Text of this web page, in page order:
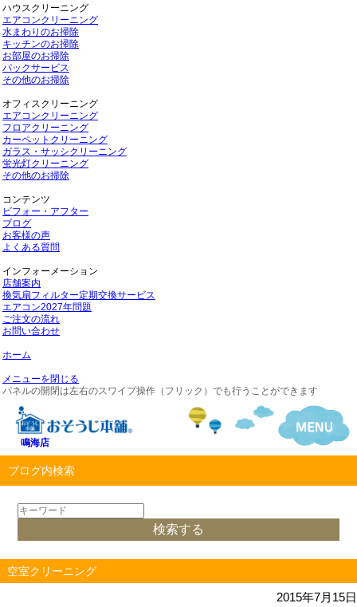
ハウスクリーニング
エアコンクリーニング
水まわりのお掃除
キッチンのお掃除
お部屋のお掃除
パックサービス
その他のお掃除
オフィスクリーニング
エアコンクリーニング
フロアクリーニング
カーペットクリーニング
ガラス・サッシクリーニング
蛍光灯クリーニング
その他のお掃除
コンテンツ
ビフォー・アフター
ブログ
お客様の声
よくある質問
インフォーメーション
店舗案内
換気扇フィルター定期交換サービス
エアコン2027年問題
ご注文の流れ
お問い合わせ
ホーム
メニューを閉じる
パネルの開閉は左右のスワイプ操作（フリック）でも行うことができます
鳴海店
ブログ内検索
空室クリーニング
2015年7月15日